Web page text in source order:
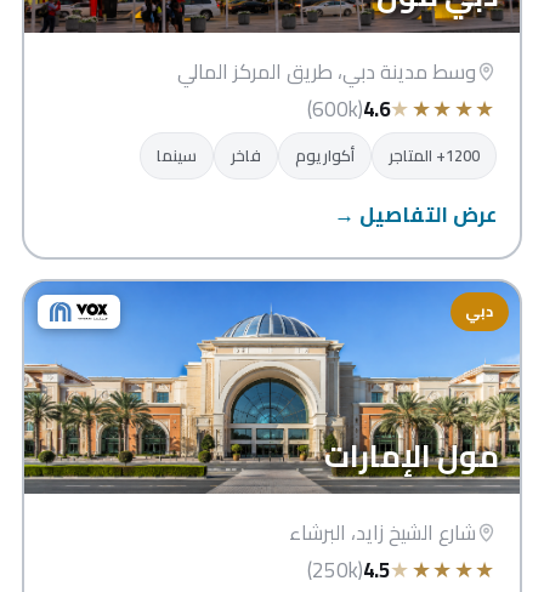
وسط مدينة دبي، طريق المركز المالي
★
★
★
★
★
4.6
(600k)
1200+ المتاجر أكواريوم فاخر سينما
عرض التفاصيل →
دبي
مول الإمارات
شارع الشيخ زايد، البرشاء
★
★
★
★
★
4.5
(250k)